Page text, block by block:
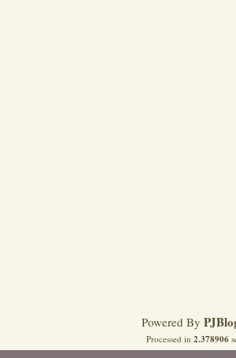
Powered By
Processed in 2.378906